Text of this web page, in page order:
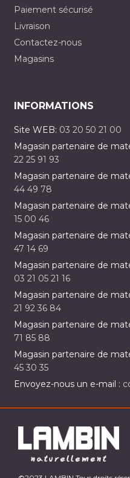
Paiement sécurisé
Livraison
Contactez-nous
Magasins
INFORMATIONS
Site WEB: 03 20 50 21 00
Magasin partenaire de
22 25 91 93
Magasin partenaire de
44 49 78
Magasin partenaire de
15 00 46
Magasin partenaire de
47 14 69
Magasin partenaire de
03 21 05 21 16
Magasin partenaire de
21 92 36 84
Magasin partenaire de
71 85 88
Magasin partenaire de
45 30 35
Envoyez-nous un e-mail :